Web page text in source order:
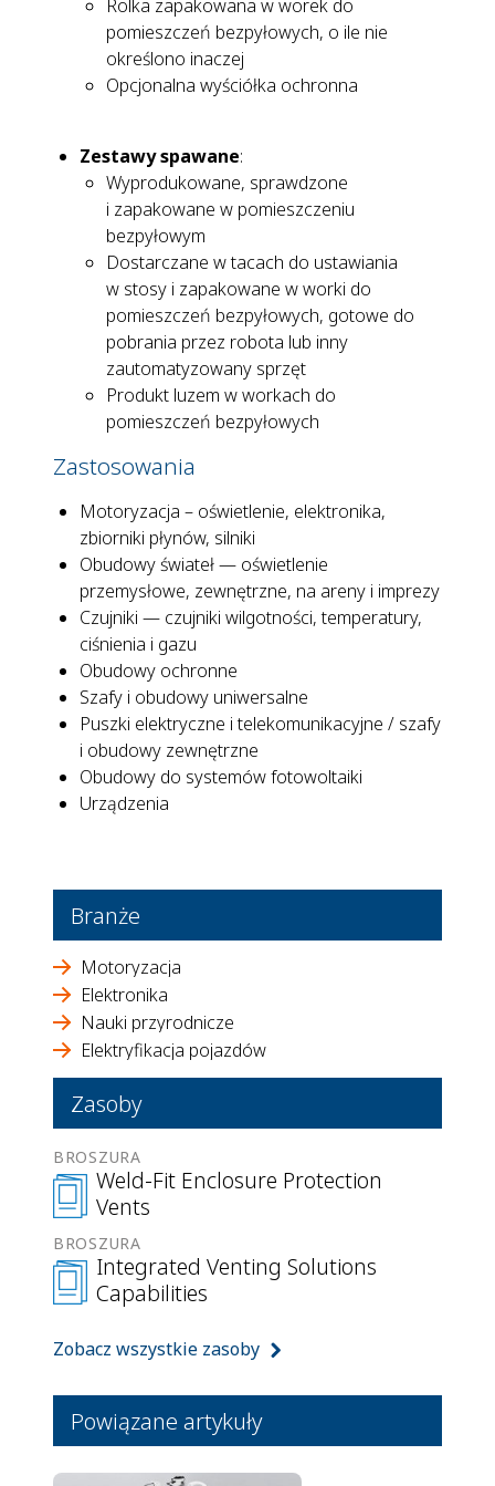
Rolka zapakowana w worek do
pomieszczeń bezpyłowych, o ile nie
określono inaczej
Opcjonalna wyściółka ochronna
Zestawy spawane:
Wyprodukowane, sprawdzone
i zapakowane w pomieszczeniu
bezpyłowym
Dostarczane w tacach do ustawiania
w stosy i zapakowane w worki do
pomieszczeń bezpyłowych, gotowe do
pobrania przez robota lub inny
zautomatyzowany sprzęt
Produkt luzem w workach do
pomieszczeń bezpyłowych
Zastosowania
Motoryzacja – oświetlenie, elektronika,
zbiorniki płynów, silniki
Obudowy świateł — oświetlenie
przemysłowe, zewnętrzne, na areny i imprezy
Czujniki — czujniki wilgotności, temperatury,
ciśnienia i gazu
Obudowy ochronne
Szafy i obudowy uniwersalne
Puszki elektryczne i telekomunikacyjne / szafy
i obudowy zewnętrzne
Obudowy do systemów fotowoltaiki
Urządzenia
Branże
Motoryzacja
Elektronika
Nauki przyrodnicze
Elektryfikacja pojazdów
Zasoby
BROSZURA
Weld-Fit Enclosure Protection
Vents
BROSZURA
Integrated Venting Solutions
Capabilities
Zobacz wszystkie zasoby
Powiązane artykuły